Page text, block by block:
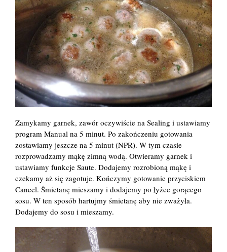
Zamykamy garnek, zawór oczywiście na Sealing i ustawiamy
program Manual na 5 minut. Po zakończeniu gotowania
zostawiamy jeszcze na 5 minut (NPR). W tym czasie
rozprowadzamy mąkę zimną wodą. Otwieramy garnek i
ustawiamy funkcje Saute. Dodajemy rozrobioną mąkę i
czekamy aż się zagotuje. Kończymy gotowanie przyciskiem
Cancel. Śmietanę mieszamy i dodajemy po łyżce gorącego
sosu. W ten sposób hartujmy śmietanę aby nie zważyła.
Dodajemy do sosu i mieszamy.